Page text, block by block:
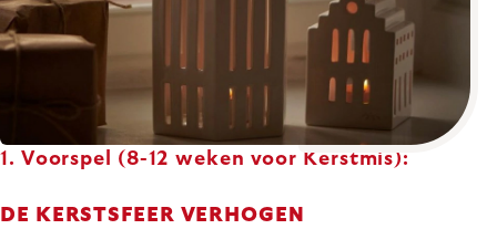
1. Voorspel (8-12 weken voor Kerstmis):
DE KERSTSFEER VERHOGEN